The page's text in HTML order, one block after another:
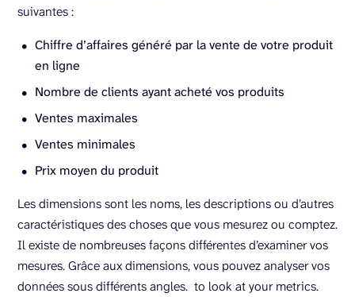
suivantes :
Chiffre d’affaires généré par la vente de votre produit
en ligne
Nombre de clients ayant acheté vos produits
Ventes maximales
Ventes minimales
Prix moyen du produit
Les dimensions sont les noms, les descriptions ou d’autres
caractéristiques des choses que vous mesurez ou comptez.
Il existe de nombreuses façons différentes d’examiner vos
mesures. Grâce aux dimensions, vous pouvez analyser vos
données sous différents angles. to look at your metrics.